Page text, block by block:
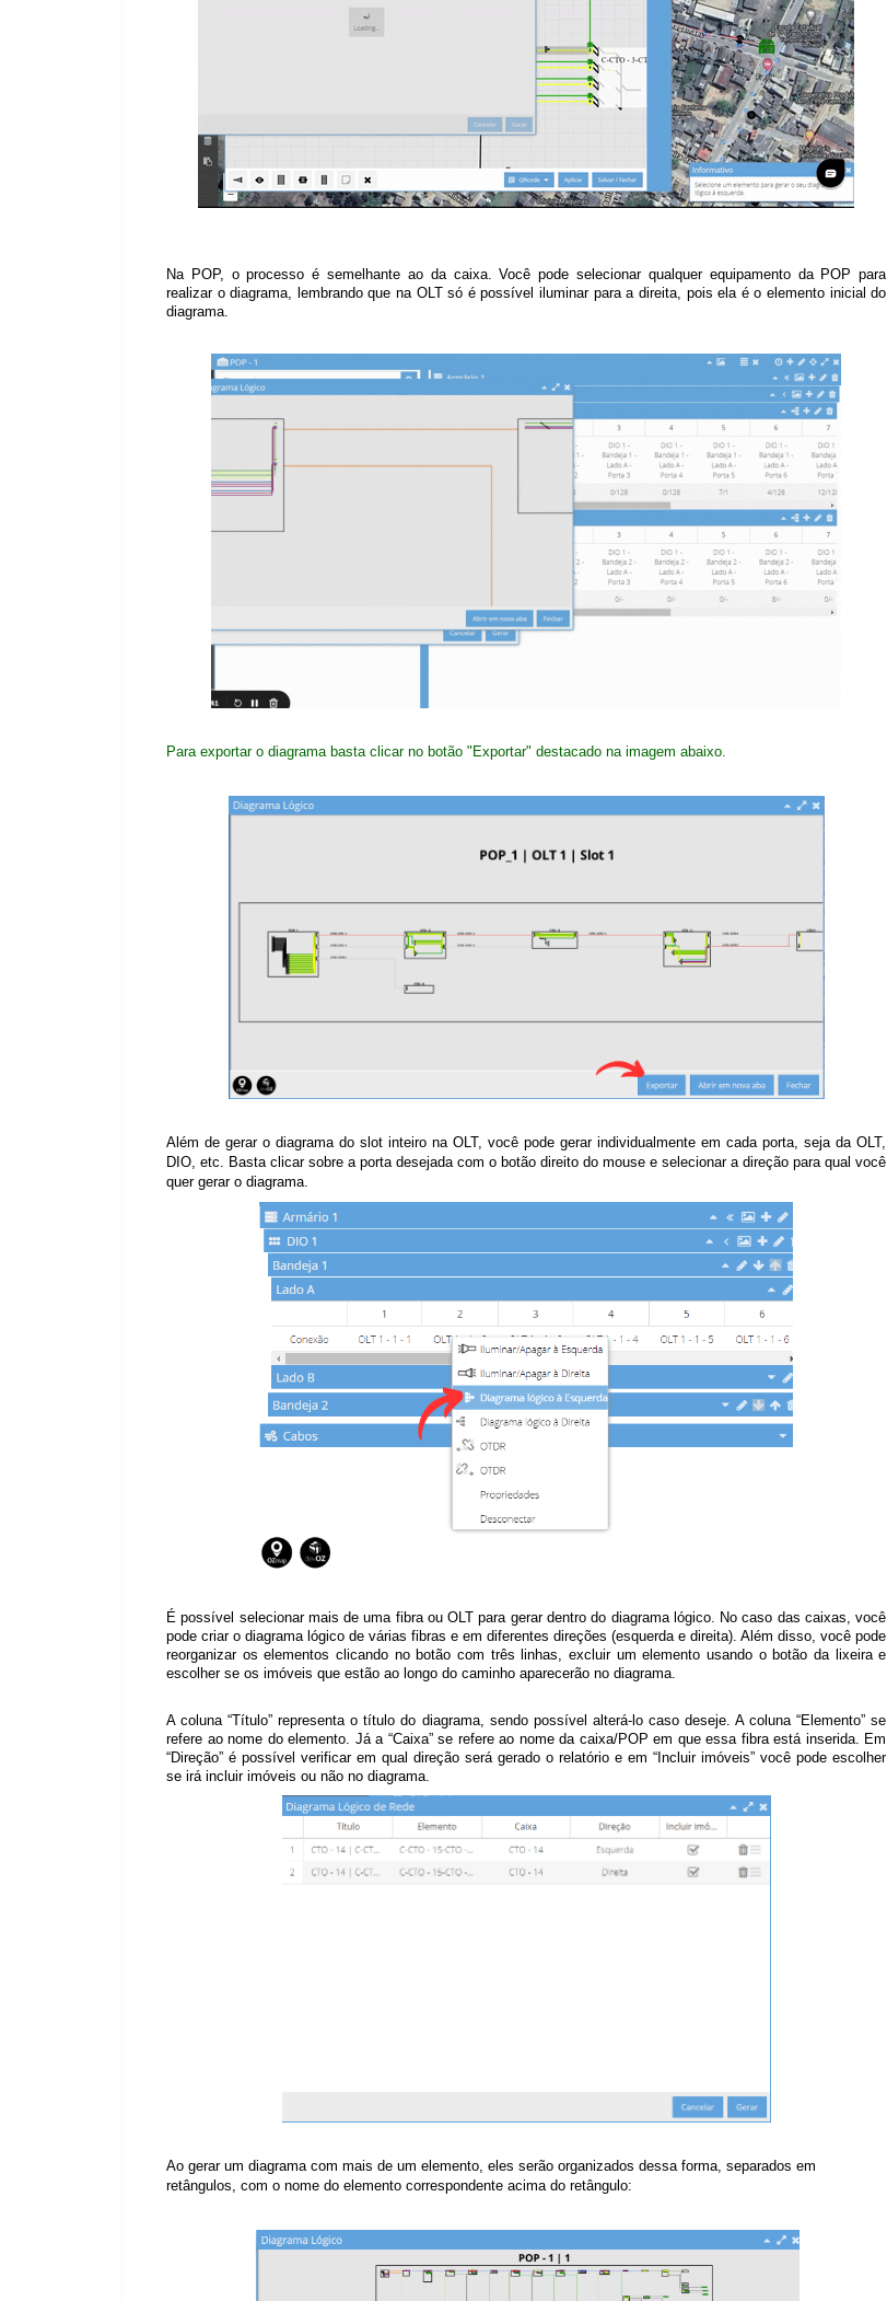
Na POP, o processo é semelhante ao da caixa. Você pode selecionar qualquer equipamento da POP para
realizar o diagrama, lembrando que na OLT só é possível iluminar para a direita, pois ela é o elemento inicial do
diagrama.
Para exportar o diagrama basta clicar no botão "Exportar" destacado na imagem abaixo.
Além de gerar o diagrama do slot inteiro na OLT, você pode gerar individualmente em cada porta, seja da OLT,
DIO, etc. Basta clicar sobre a porta desejada com o botão direito do mouse e selecionar a direção para qual você
quer gerar o diagrama.
É possível selecionar mais de uma fibra ou OLT para gerar dentro do diagrama lógico. No caso das caixas, você
pode criar o diagrama lógico de várias fibras e em diferentes direções (esquerda e direita). Além disso, você pode
reorganizar os elementos clicando no botão com três linhas, excluir um elemento usando o botão da lixeira e
escolher se os imóveis que estão ao longo do caminho aparecerão no diagrama.
A coluna “Título” representa o título do diagrama, sendo possível alterá-lo caso deseje. A coluna “Elemento” se
refere ao nome do elemento. Já a “Caixa” se refere ao nome da caixa/POP em que essa fibra está inserida. Em
“Direção” é possível verificar em qual direção será gerado o relatório e em “Incluir imóveis” você pode escolher
se irá incluir imóveis ou não no diagrama.
Ao gerar um diagrama com mais de um elemento, eles serão organizados dessa forma, separados em
retângulos, com o nome do elemento correspondente acima do retângulo: